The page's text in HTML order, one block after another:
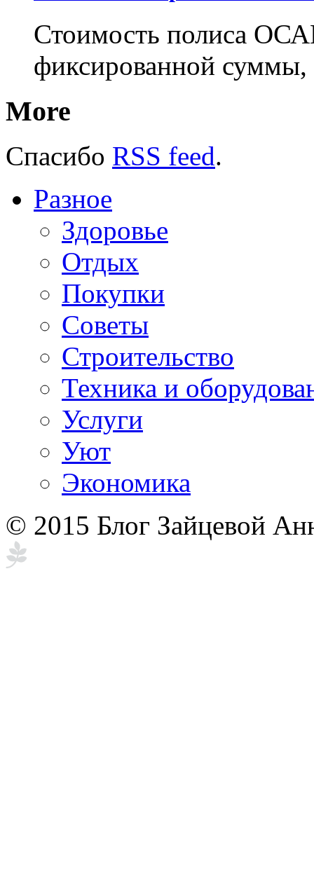
Стоимость полиса
фиксированной
More
Спасибо RSS feed.
Разное
Здоровье
Отдых
Покупки
Советы
Строительство
Техника и
Услуги
Уют
Экономика
© 2015 Блог Зайцевой